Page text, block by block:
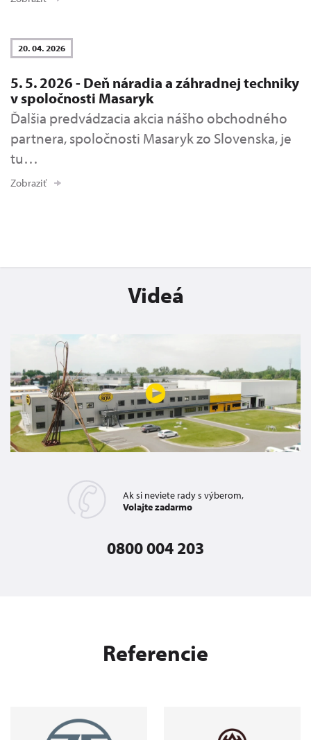
20. 04. 2026
5. 5. 2026 - Deň náradia a záhradnej techniky
v spoločnosti Masaryk
Ďalšia predvádzacia akcia nášho obchodného
partnera, spoločnosti Masaryk zo Slovenska, je
tu…
Zobraziť
Videá
Ak si neviete rady s výberom,
Volajte zadarmo
0800 004 203
Referencie